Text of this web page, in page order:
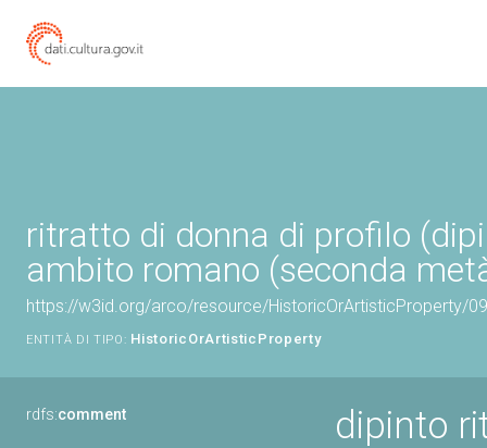
ritratto di donna di profilo
ambito romano (seconda
https://w3id.org/arco/resource/HistoricOrArtisticProperty/
ENTITÀ DI TIPO: HistoricOrArtisticProperty
rdfs:comment dipinto